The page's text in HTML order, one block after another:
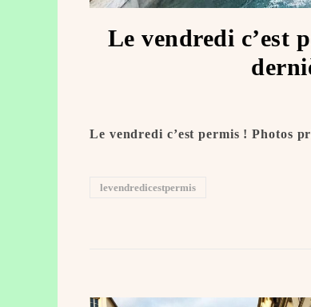
Le vendredi c’est
Le vendredi c’est permis ! Photos
levendredicestpermis